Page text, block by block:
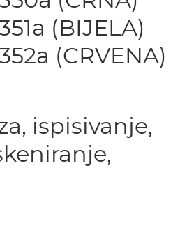
(BIJELA)
(CRVENA)
ispisivanje,